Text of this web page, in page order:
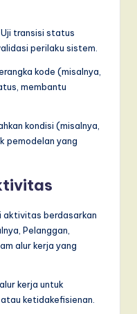
Uji transisi status
perilaku sistem.
kode (misalnya,
membantu
kondisi (misalnya,
pemodelan yang
aktivitas berdasarkan
Pelanggan,
alur kerja yang
kerja untuk
ketidakefisienan.